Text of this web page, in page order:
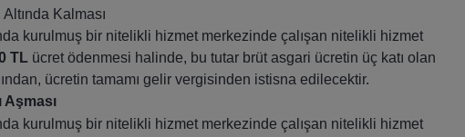
Altında Kalması
kurulmuş bir nitelikli hizmet merkezinde çalışan nitelikli hizmet
TL ücret ödenmesi halinde, bu tutar brüt asgari ücretin üç katı olan
ücretin tamamı gelir vergisinden istisna edilecektir.
Aşması
kurulmuş bir nitelikli hizmet merkezinde çalışan nitelikli hizmet